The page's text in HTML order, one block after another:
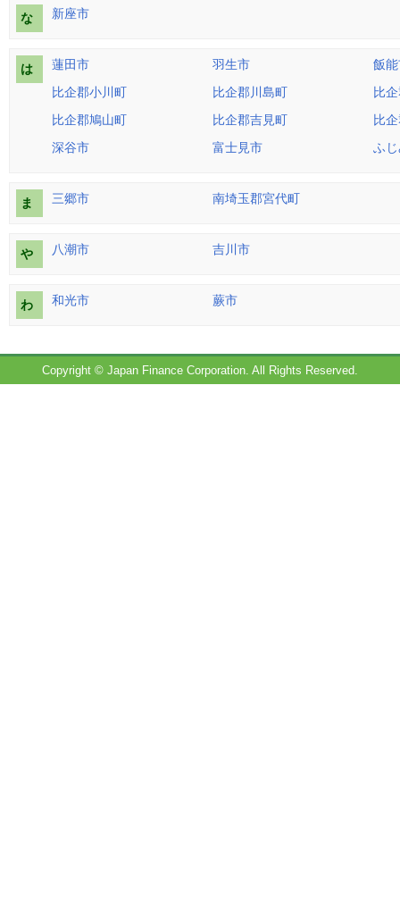
な 新座市
は 蓮田市 羽生市
飯
比企郡小川町
比企郡川島町
比
比企郡鳩山町
比企郡吉見町
比
深谷市
富士見市 ふ
ま 三郷市 南埼玉郡宮代町
や 八潮市 吉川市
わ 和光市 蕨市
Copyright © Japan Finance Corporation. All Rights Reserved.